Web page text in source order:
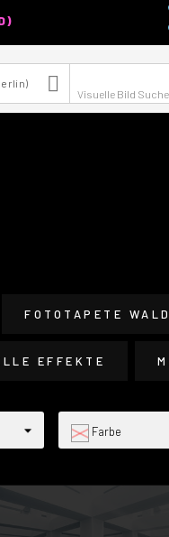
Visuelle Bild Suche

FOTOTAPETE
EFFEKTE
Farbe